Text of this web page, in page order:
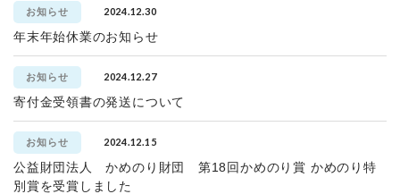
お知らせ 2024.12.30
年末年始休業のお知らせ
お知らせ 2024.12.27
寄付金受領書の発送について
お知らせ 2024.12.15
公益財団法人 かめのり財団 第18回かめのり賞 かめのり特
別賞を受賞しました